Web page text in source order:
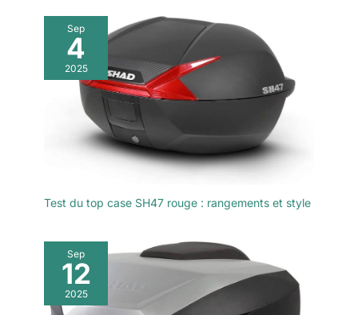
ensemble complet
d'accessoires,
comprenant deux clés,
des accessoires de
montage, une doublure
en cuir PU et deux
réfléchissants de
sécurité, pour une
utilisation immédiate. La
universellement
toutes marques et peut
être utilisée avec des
porte-bagages arrière,
élargissant ainsi
considérablement son
Sep
4
2025
Test du top case SH47 rouge : rangements et style
Sep
12
2025